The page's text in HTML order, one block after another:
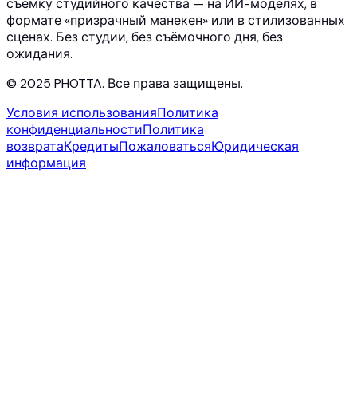
съёмку студийного качества — на ИИ-моделях, в
формате «призрачный манекен» или в стилизованных
сценах. Без студии, без съёмочного дня, без
ожидания.
© 2025 PHOTTA. Все права защищены.
Условия использованияПолитика
конфиденциальностиПолитика
возвратаКредитыПожаловатьсяЮридическая
информация